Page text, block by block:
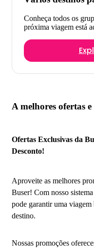
Conheça todos os
próxima viagem está
A melhores ofertas
Ofertas Exclusivas da
Desconto!
Aproveite as melhores
Buser! Com nosso
pode garantir uma
destino.
Nossas promoções